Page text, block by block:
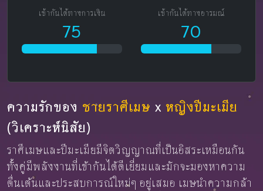
เข้ากันได้ทางการเงิน
75
เข้ากันได้ทางอารมณ์
70
ความรักของ ชายราศีเมษ x หญิงปีมะเมีย
(วิเคราะห์นิสัย)
ราศีเมษและปีมะเมียมีจิตวิญญาณที่เป็นอิสระเหมือนกัน
ทั้งคู่มีพลังงานที่เข้ากันได้ดีเยี่ยมและมักจะมองหาความ
ตื่นเต้นและประสบการณ์ใหม่ๆ อยู่เสมอ เมษนำความกล้า